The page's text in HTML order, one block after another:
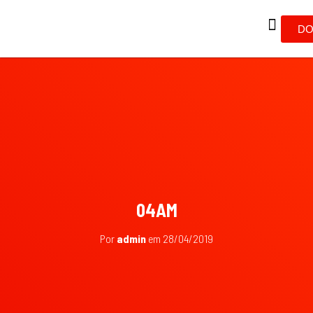
04AM
Por admin em 28/04/2019